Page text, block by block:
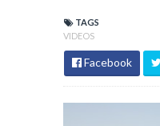
TAGS
VIDEOS
Facebook